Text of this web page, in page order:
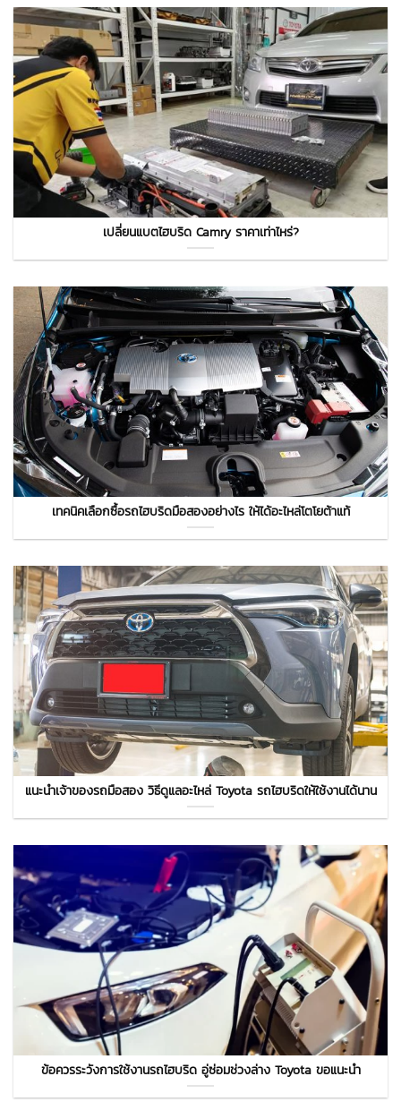
เปลี่ยนแบตไฮบริด Camry ราคาเท่าไหร่?
เทคนิคเลือกซื้อรถไฮบริดมือสองอย่างไร ให้ได้อะไหล่โตโยต้าแท้
แนะนำเจ้าของรถมือสอง วิธีดูแลอะไหล่ Toyota รถไฮบริดให้ใช้งานได้นาน
ข้อควรระวังการใช้งานรถไฮบริด อู่ซ่อมช่วงล่าง Toyota ขอแนะนำ